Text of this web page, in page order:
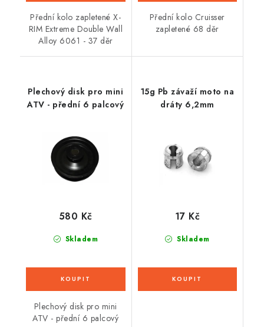
Přední kolo zapletené X-
RIM Extreme Double Wall
Alloy 6061 - 37 děr
Přední kolo Cruisser
zapletené 68 děr
Plechový disk pro mini
ATV - přední 6 palcový
Skladem
580 Kč
Plechový disk pro mini
ATV - přední 6 palcový
15g Pb závaží moto na
dráty 6,2mm
Skladem
17 Kč